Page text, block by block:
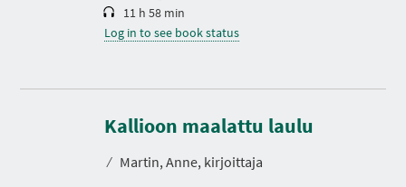
11 h 58 min
Log in to see book status
Kallioon maalattu laulu
⁄ Martin, Anne, kirjoittaja
D
r
a
i